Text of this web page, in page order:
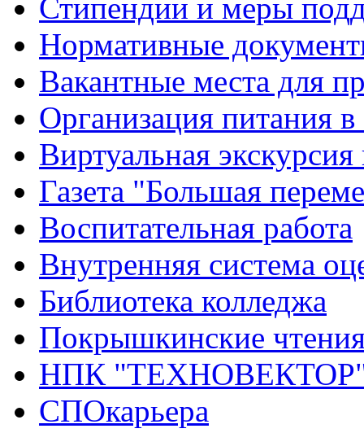
Стипендии и меры
Нормативные
Вакантные места для
Организация питания в
Виртуальная
Газета "Большая
Воспитательная работа
Внутренняя система
Библиотека колледжа
Покрышкинские
НПК
СПОкарьера